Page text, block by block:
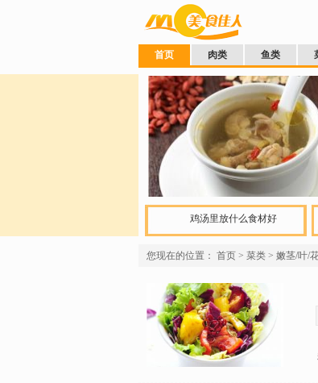
首页 肉类 鱼类
鸡汤里放什么食材好
您现在的位置： 首页 > 菜类 > 嫩茎/叶/